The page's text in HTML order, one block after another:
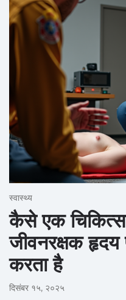
स्वास्थ्य
कैसे एक
जीवनरक्षक हृदय
करता है
दिसंबर १५, २०२५